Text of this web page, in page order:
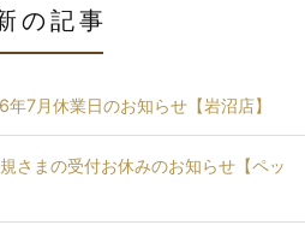
の記事
年7月休業日のお知らせ【岩沼店】
さまの受付お休みのお知らせ【ペッ